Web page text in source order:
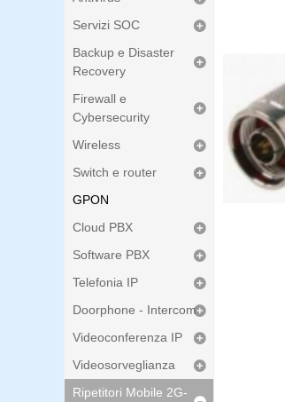
Servizi SOC
Backup e Disaster
Recovery
Firewall e
Cybersecurity
Wireless
Switch e router
GPON
Cloud PBX
Software PBX
Telefonia IP
Doorphone - Intercom
Videoconferenza IP
Videosorveglianza
Ripetitori Mobile 2G-